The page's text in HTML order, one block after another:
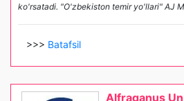
ko'rsatadi. "O'zbekiston temir yo'llari" AJ
>>> Batafsil
Alfraganus